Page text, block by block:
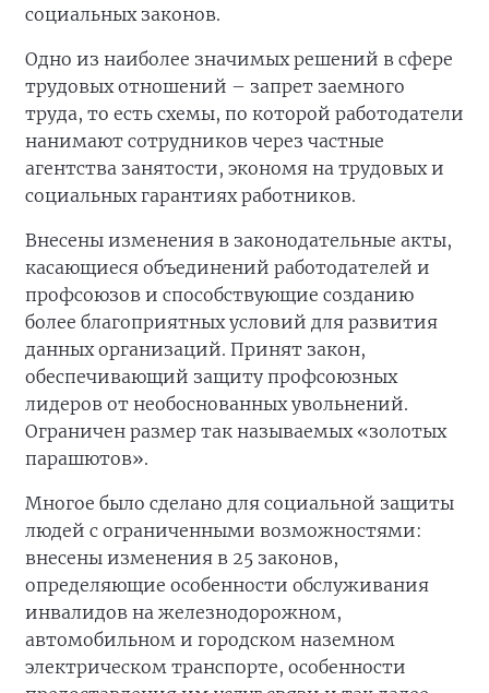
социальных законов.
Одно из наиболее значимых решений в сфере
трудовых отношений – запрет заемного
труда, то есть схемы, по которой работодатели
нанимают сотрудников через частные
агентства занятости, экономя на трудовых и
социальных гарантиях работников.
Внесены изменения в законодательные акты,
касающиеся объединений работодателей и
профсоюзов и способствующие созданию
более благоприятных условий для развития
данных организаций. Принят закон,
обеспечивающий защиту профсоюзных
лидеров от необоснованных увольнений.
Ограничен размер так называемых «золотых
парашютов».
Многое было сделано для социальной защиты
людей с ограниченными возможностями:
внесены изменения в 25 законов,
определяющие особенности обслуживания
инвалидов на железнодорожном,
автомобильном и городском наземном
электрическом транспорте, особенности